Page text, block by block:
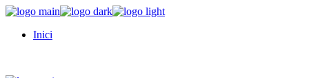
Skip
Inici